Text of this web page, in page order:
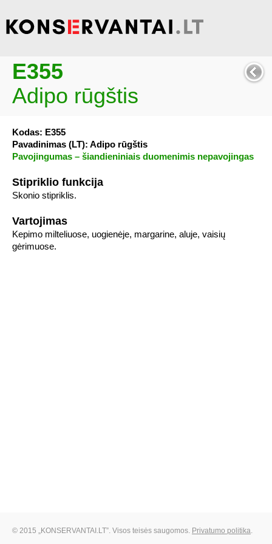
E355
Adipo rūgštis
Kodas: E355
Pavadinimas (LT): Adipo rūgštis
Pavojingumas – šiandieniniais duomenimis nepavojingas
Stipriklio funkcija
Skonio stipriklis.
Vartojimas
Kepimo milteliuose, uogienėje, margarine, aluje, vaisių
gėrimuose.
© 2015 „KONSERVANTAI.LT”. Visos teisės saugomos. Privatumo politika.